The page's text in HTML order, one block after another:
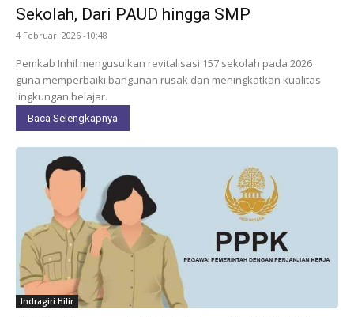
Sekolah, Dari PAUD hingga SMP
4 Februari 2026 -10:48
Pemkab Inhil mengusulkan revitalisasi 157 sekolah pada 2026
guna memperbaiki bangunan rusak dan meningkatkan kualitas
lingkungan belajar.
Baca Selengkapnya
Indragiri Hilir